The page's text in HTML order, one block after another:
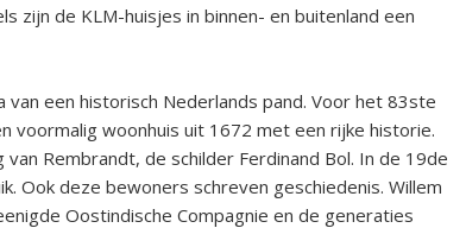
zijn de KLM-huisjes in binnen- en buitenland een
een historisch Nederlands pand. Voor het 83ste
voormalig woonhuis uit 1672 met een rijke historie.
Rembrandt, de schilder Ferdinand Bol. In de 19de
Ook deze bewoners schreven geschiedenis. Willem
Oostindische Compagnie en de generaties